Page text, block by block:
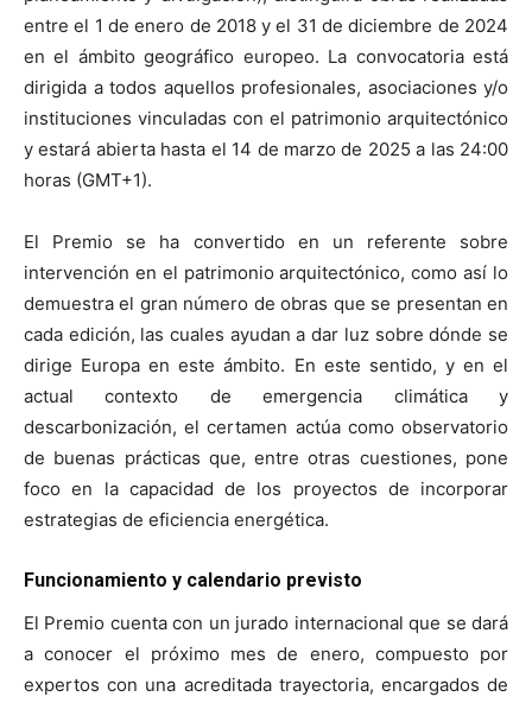
entre el 1 de enero de 2018 y el 31 de diciembre de 2024
en el ámbito geográfico europeo. La convocatoria está
dirigida a todos aquellos profesionales, asociaciones y/o
instituciones vinculadas con el patrimonio arquitectónico
y estará abierta hasta el 14 de marzo de 2025 a las 24:00
horas (GMT+1).
El Premio se ha convertido en un referente sobre
intervención en el patrimonio arquitectónico, como así lo
demuestra el gran número de obras que se presentan en
cada edición, las cuales ayudan a dar luz sobre dónde se
dirige Europa en este ámbito. En este sentido, y en el
actual contexto de emergencia climática y
descarbonización, el certamen actúa como observatorio
de buenas prácticas que, entre otras cuestiones, pone
foco en la capacidad de los proyectos de incorporar
estrategias de eficiencia energética.
Funcionamiento y calendario previsto
El Premio cuenta con un jurado internacional que se dará
a conocer el próximo mes de enero, compuesto por
expertos con una acreditada trayectoria, encargados de